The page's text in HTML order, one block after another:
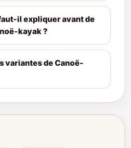
il expliquer avant de
kayak ?
variantes de Canoë-